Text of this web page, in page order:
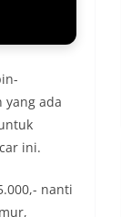
ada
ini.
nanti